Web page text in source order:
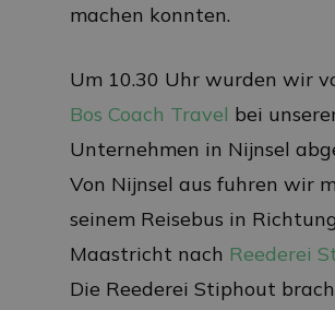
machen konnten.
Um 10.30 Uhr wurden wir
Bos Coach Travel bei
Unternehmen in Nijnsel
Von Nijnsel aus fuhren wir
seinem Reisebus in
Maastricht nach Reederei
Die Reederei Stiphout